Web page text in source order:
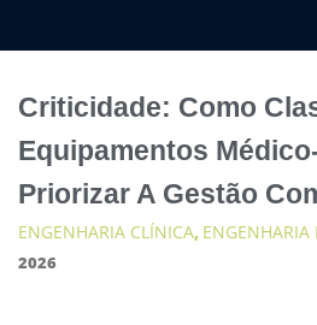
para
conteúdo
Criticidade: Como
Equipamentos
Priorizar A Gestão
ENGENHARIA CLÍNICA, ENGENHARIA
2026